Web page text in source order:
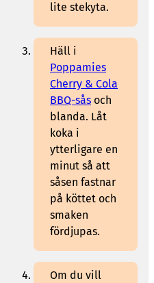
lite stekyta.
Häll i
Poppamies
Cherry & Cola
BBQ-sås och
blanda. Låt
koka i
ytterligare en
minut så att
såsen fastnar
på köttet och
smaken
fördjupas.
Om du vill